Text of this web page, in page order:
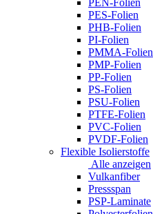
PES-Folien
PHB-Folien
PI-Folien
PMMA-Folien
PMP-Folien
PP-Folien
PS-Folien
PSU-Folien
PTFE-Folien
PVC-Folien
PVDF-Folien
Flexible Isolierstoffe
Alle anzeigen
Vulkanfiber
Pressspan
PSP-Laminate